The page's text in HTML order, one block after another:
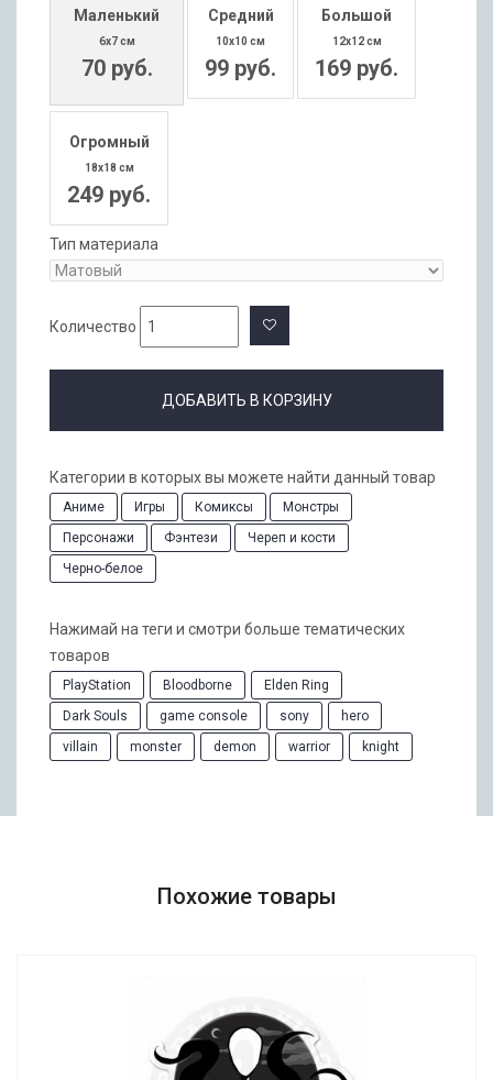
Маленький
6x7 см
70 руб.
Средний
10x10 см
99 руб.
Большой
12x12 см
169 руб.
Огромный
18x18 см
249 руб.
Тип материала
Количество
ДОБАВИТЬ В КОРЗИНУ
Категории в которых вы можете найти данный товар
Аниме Игры Комиксы
Монстры
Персонажи
Фэнтези
Череп и кости
Черно-белое
Нажимай на теги и смотри больше тематических
товаров
PlayStation Bloodborne
Elden Ring
Dark Souls
game console sony
hero
villain
monster demon warrior knight
Похожие товары